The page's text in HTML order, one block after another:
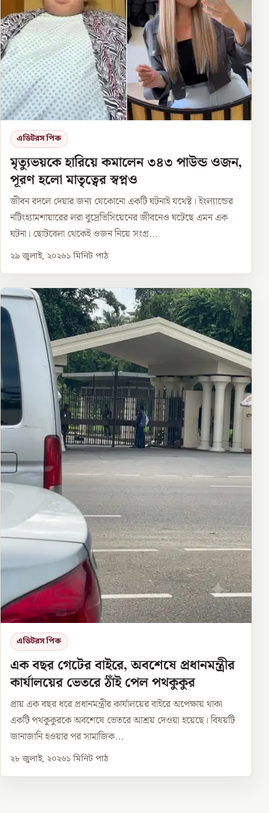
এডিটরস পিক
মৃত্যুভয়কে হারিয়ে কমালেন ৩৪৩ পাউন্ড ওজন,
পূরণ হলো মাতৃত্বের স্বপ্নও
জীবন বদলে দেয়ার জন্য যেকোনো একটি ঘটনাই যথেষ্ট। ইংল্যান্ডের
নটিংহ্যামশায়ারের লরা বুদ্রেভিসিয়েনের জীবনেও ঘটেছে এমন এক
ঘটনা। ছোটবেলা থেকেই ওজন নিয়ে সংগ্র...
২৯ জুলাই, ২০২৬১ মিনিট পাঠ
এডিটরস পিক
এক বছর গেটের বাইরে, অবশেষে প্রধানমন্ত্রীর
কার্যালয়ের ভেতরে ঠাঁই পেল পথকুকুর
প্রায় এক বছর ধরে প্রধানমন্ত্রীর কার্যালয়ের বাইরে অপেক্ষায় থাকা
একটি পথকুকুরকে অবশেষে ভেতরে আশ্রয় দেওয়া হয়েছে। বিষয়টি
জানাজানি হওয়ার পর সামাজিক...
২৮ জুলাই, ২০২৬১ মিনিট পাঠ